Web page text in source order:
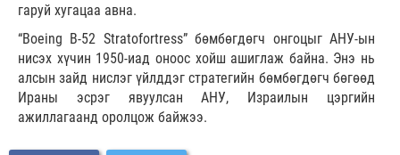
гаруй хугацаа авна.
“Boeing B-52 Stratofortress” бөмбөгдөгч онгоцыг АНУ-ын
нисэх хүчин 1950-иад оноос хойш ашиглаж байна. Энэ нь
алсын зайд нислэг үйлддэг стратегийн бөмбөгдөгч бөгөөд
Ираны эсрэг явуулсан АНУ, Израилын цэргийн
ажиллагаанд оролцож байжээ.